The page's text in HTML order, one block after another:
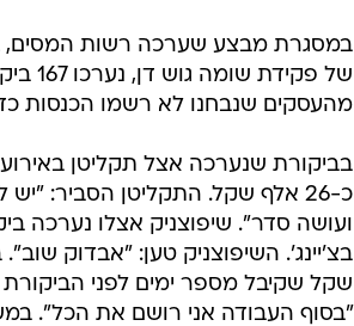
במסגרת מבצע שערכה רשות המסים,
מהעסקים שנבחנו לא רשמו הכנסות
בביקורת שנערכה אצל תקליטן
כ-26 אלף שקל. התקליטן הסביר: